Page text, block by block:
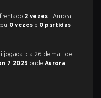
2 vezes . Aurora
0 vezes e 0 partidas
jogada dia 26 de mai. de
7 2026 onde Aurora